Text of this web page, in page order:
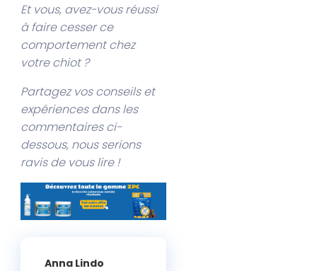
Et vous, avez-vous réussi
à faire cesser ce
comportement chez
votre chiot ?
Partagez vos conseils et
expériences dans les
commentaires ci-
dessous, nous serions
ravis de vous lire !
Anna Lindo